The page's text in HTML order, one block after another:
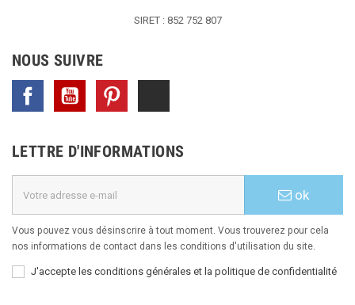
SIRET : 852 752 807
NOUS SUIVRE
Facebook YouTube
LETTRE D'INFORMATIONS
ok
Vous pouvez vous désinscrire à tout moment. Vous trouverez pour cela
nos informations de contact dans les conditions d'utilisation du site.
J'accepte les conditions générales et la politique de confidentialité